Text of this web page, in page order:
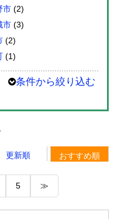
市 (2)
市 (3)
(2)
(1)
条件から絞り込む
更新順 おすすめ順
5 ≫